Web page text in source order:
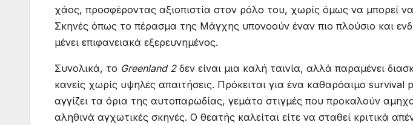
χάος, προσφέροντας αξιοπιστία στον ρόλο του, χωρίς όμως να μπορεί
Σκηνές όπως το πέρασμα της Μάγχης υπονοούν έναν πιο πλούσιο και
μένει επιφανειακά εξερευνημένος.
Συνολικά, το Greenland 2δεν είναι μια καλή ταινία, αλλά παραμένει
κανείς χωρίς υψηλές απαιτήσεις. Πρόκειται για ένα καθαρόαιμο
αγγίζει τα όρια της αυτοπαρωδίας, γεμάτο στιγμές που προκαλούν
αληθινά αγχωτικές σκηνές. Ο θεατής καλείται είτε να σταθεί κριτικά